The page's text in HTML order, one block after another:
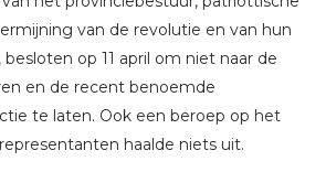
van de revolutie en van hun
op 11 april om niet naar de
en de recent benoemde
te laten. Ook een beroep op het
haalde niets uit.